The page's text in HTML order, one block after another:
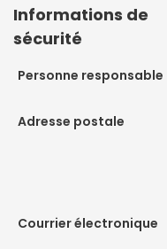
Informations de
sécurité
Personne responsable
Adresse postale
Courrier électronique